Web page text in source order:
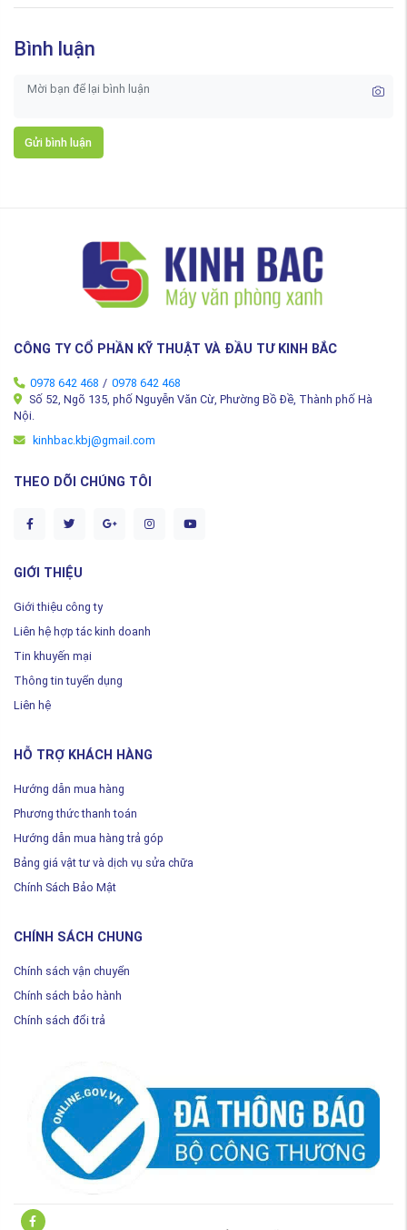
Bình luận
Gửi bình luận
CÔNG TY CỔ PHẦN KỸ THUẬT VÀ ĐẦU TƯ KINH BẮC
0978 642 468 / 0978 642 468
Số 52, Ngõ 135, phố Nguyễn Văn Cừ, Phường Bồ Đề, Thành phố Hà
Nội.
kinhbac.kbj@gmail.com
THEO DÕI CHÚNG TÔI
GIỚI THIỆU
Giới thiệu công ty
Liên hệ hợp tác kinh doanh
Tin khuyến mại
Thông tin tuyển dụng
Liên hệ
HỖ TRỢ KHÁCH HÀNG
Hướng dẫn mua hàng
Phương thức thanh toán
Hướng dẫn mua hàng trả góp
Bảng giá vật tư và dịch vụ sửa chữa
Chính Sách Bảo Mật
CHÍNH SÁCH CHUNG
Chính sách vận chuyển
Chính sách bảo hành
Chính sách đổi trả